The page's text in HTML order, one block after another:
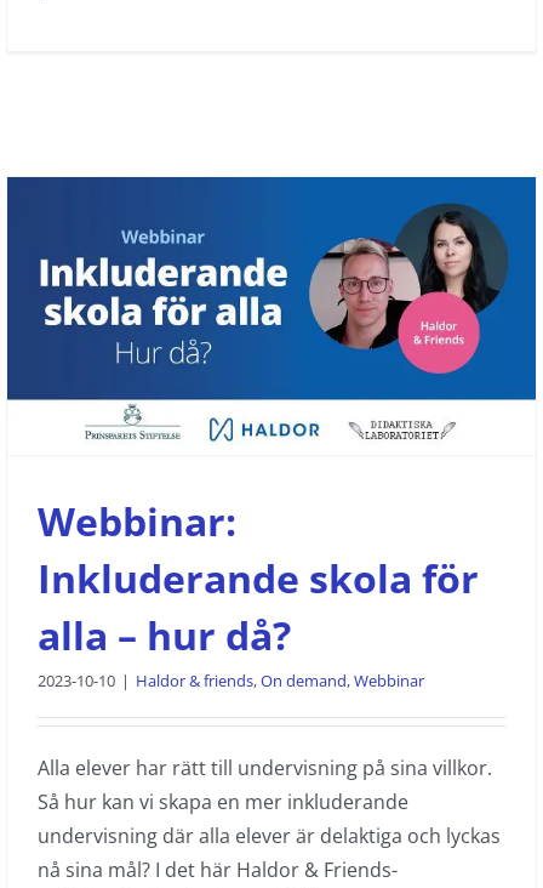
Webbinar: Inkluderande skola för
alla – hur då?
Webbinar:
Inkluderande skola för
alla – hur då?
2023-10-10 | Haldor & friends,On demand,Webbinar
Alla elever har rätt till undervisning på sina villkor.
Så hur kan vi skapa en mer inkluderande
undervisning där alla elever är delaktiga och lyckas
nå sina mål? I det här Haldor & Friends-